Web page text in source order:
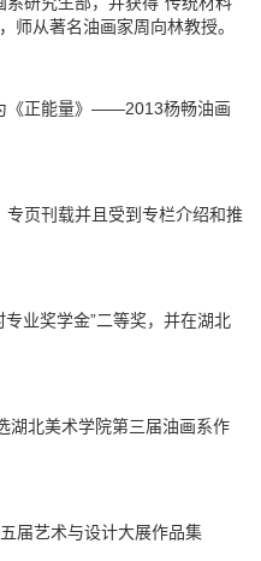
师从著名油画家周向林教授。
《正能量》——2013杨畅油画
页刊载并且受到专栏介绍和推
业奖学金”二等奖，并在湖北
湖北美术学院第三届油画系作
届艺术与设计大展作品集